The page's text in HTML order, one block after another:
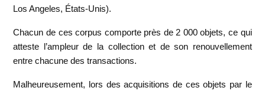
Los Angeles, États-Unis).
Chacun de ces corpus comporte près de 2 000 objets, ce qui
atteste l’ampleur de la collection et de son renouvellement
entre chacune des transactions.
Malheureusement, lors des acquisitions de ces objets par le